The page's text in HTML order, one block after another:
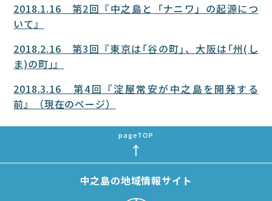
2018.1.16 第2回『中之島と「ナニワ」の起源につ
いて』
2018.2.16 第3回『東京は｢谷の町｣、大阪は｢州(し
ま)の町｣』
2018.3.16 第4回『淀屋常安が中之島を開発する
前』（現在のページ）
中之島の地域情報サイト